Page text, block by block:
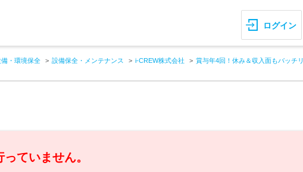
ログイン
・環境保全 設備保全・メンテナンス i-CREW株式会社
賞与年4回！休み＆収入面もバッチ
ていません。